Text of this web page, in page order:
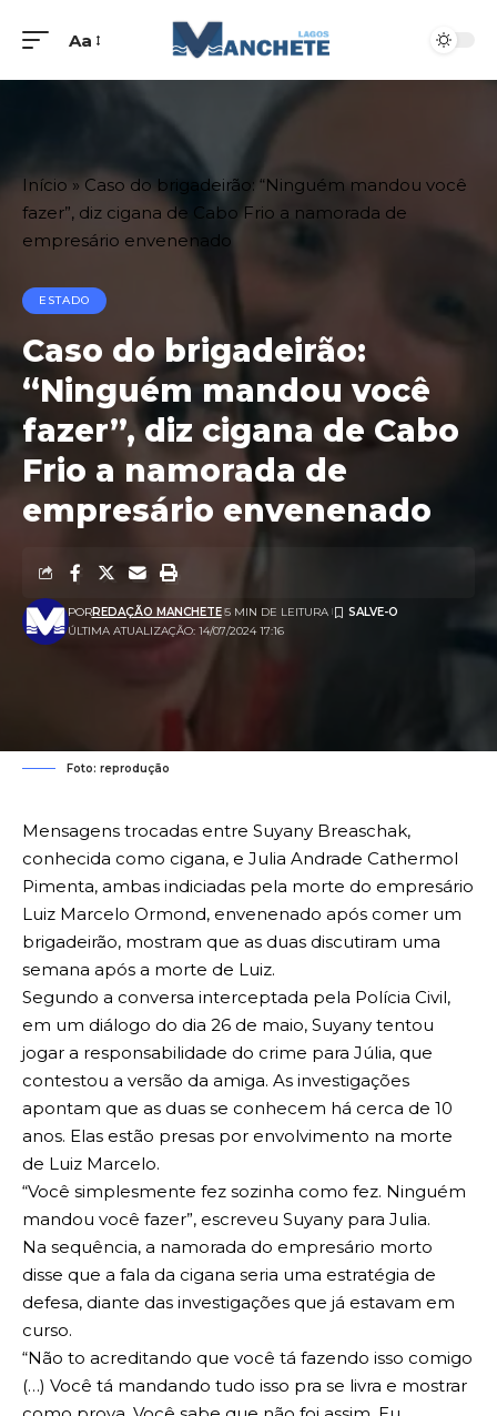
Aa
Início » Caso do brigadeirão: “Ninguém mandou você
fazer”, diz cigana de Cabo Frio a namorada de
empresário envenenado
ESTADO
Caso do brigadeirão:
“Ninguém mandou você
fazer”, diz cigana de Cabo
Frio a namorada de
empresário envenenado
ÚLTIMA ATUALIZAÇÃO: 14/07/2024 17:16
PORREDAÇÃO MANCHETE 5 MIN DE LEITURA
Foto: reprodução
Mensagens trocadas entre Suyany Breaschak,
conhecida como cigana, e Julia Andrade Cathermol
Pimenta, ambas indiciadas pela morte do empresário
Luiz Marcelo Ormond, envenenado após comer um
brigadeirão, mostram que as duas discutiram uma
semana após a morte de Luiz.
Segundo a conversa interceptada pela Polícia Civil,
em um diálogo do dia 26 de maio, Suyany tentou
jogar a responsabilidade do crime para Júlia, que
contestou a versão da amiga. As investigações
apontam que as duas se conhecem há cerca de 10
anos. Elas estão presas por envolvimento na morte
de Luiz Marcelo.
“Você simplesmente fez sozinha como fez. Ninguém
mandou você fazer”, escreveu Suyany para Julia.
Na sequência, a namorada do empresário morto
disse que a fala da cigana seria uma estratégia de
defesa, diante das investigações que já estavam em
curso.
“Não to acreditando que você tá fazendo isso comigo
(…) Você tá mandando tudo isso pra se livra e mostrar